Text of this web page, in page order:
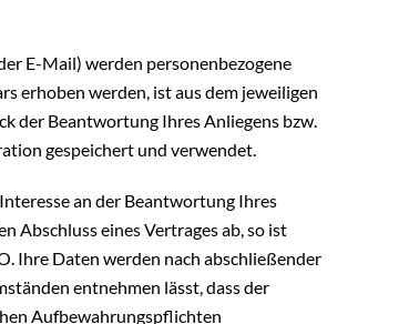
E-Mail) werden personenbezogene
erhoben werden, ist aus dem jeweiligen
der Beantwortung Ihres Anliegens bzw.
gespeichert und verwendet.
an der Beantwortung Ihres
Abschluss eines Vertrages ab, so ist
Ihre Daten werden nach abschließender
entnehmen lässt, dass der
Aufbewahrungspflichten